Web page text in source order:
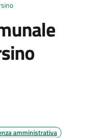
amministrativa